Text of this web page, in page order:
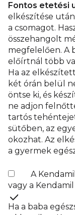
Fontos etetési
elkészítése
a csomagot.
összehangolt
megfelelően. A
előírtnál több
Ha az
két órán belül
öntse ki, és
ne adjon
tartós
sütőben, az
okozhat. Az
a gyermek
A
vagy a
Ha a baba